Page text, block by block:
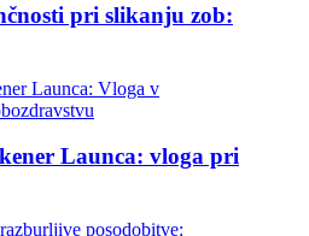
pri slikanju zob:
Launca: vloga pri